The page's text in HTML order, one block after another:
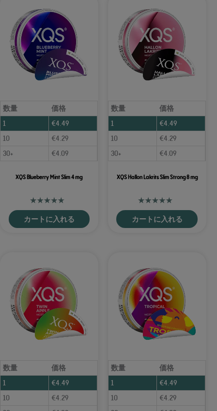
数量
価格
1
€4.49
10
€4.29
30+
€4.09
XQS Blueberry Mint Slim 4 mg
カートに入れる
数量
価格
1
€4.49
10
€4.29
30+
€4.09
XQS Hallon Lakrits Slim Strong 8 mg
カートに入れる
数量
価格
1
€4.49
10
€4.29
数量
価格
1
€4.49
10
€4.29